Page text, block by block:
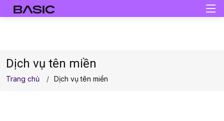
Dịch vụ tên miền
Trang chủ Dịch vụ tên miền